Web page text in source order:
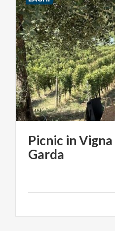
Picnic inVigna
Garda